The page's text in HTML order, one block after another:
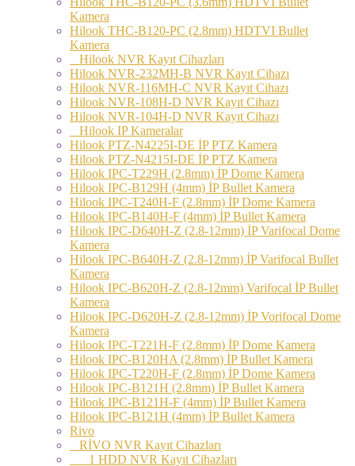
Kamera
Hilook THC-B120-PC (2.8mm) HDTVI Bullet
Kamera
Hilook NVR Kayıt Cihazları
Hilook NVR-232MH-B NVR Kayıt Cihazı
Hilook NVR-116MH-C NVR Kayıt Cihazı
Hilook NVR-108H-D NVR Kayıt Cihazı
Hilook NVR-104H-D NVR Kayıt Cihazı
Hilook IP Kameralar
Hilook PTZ-N4225I-DE İP PTZ Kamera
Hilook PTZ-N4215I-DE İP PTZ Kamera
Hilook IPC-T229H (2.8mm) İP Dome Kamera
Hilook IPC-B129H (4mm) İP Bullet Kamera
Hilook IPC-T240H-F (2.8mm) İP Dome Kamera
Hilook IPC-B140H-F (4mm) İP Bullet Kamera
Hilook IPC-D640H-Z (2.8-12mm) İP Varifocal Dome
Kamera
Hilook IPC-B640H-Z (2.8-12mm) İP Varifocal Bullet
Kamera
Hilook IPC-B620H-Z (2.8-12mm) Varifocal İP Bullet
Kamera
Hilook IPC-D620H-Z (2.8-12mm) İP Vorifocal Dome
Kamera
Hilook IPC-T221H-F (2.8mm) İP Dome Kamera
Hilook IPC-B120HA (2.8mm) İP Bullet Kamera
Hilook IPC-T220H-F (2.8mm) İP Dome Kamera
Hilook IPC-B121H (2.8mm) İP Bullet Kamera
Hilook IPC-B121H-F (4mm) İP Bullet Kamera
Hilook IPC-B121H (4mm) İP Bullet Kamera
Rivo
RİVO NVR Kayıt Cihazları
1 HDD NVR Kayıt Cihazları